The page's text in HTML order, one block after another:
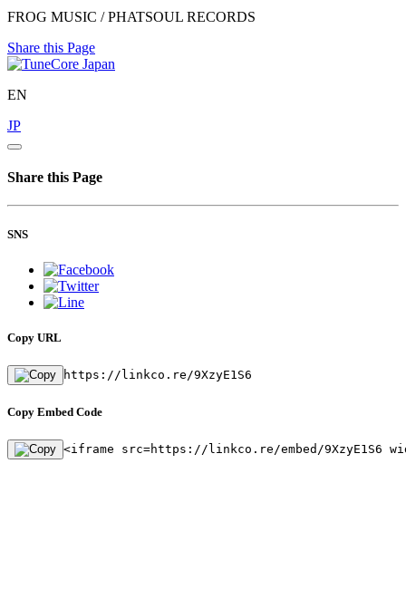
FROG MUSIC / PHATSOUL RECORDS
Share this Page
EN
JP
Share this Page
SNS
Copy URL
https://linkco.re/9XzyE1S6
Copy Embed Code
<iframe src=https://linkco.re/embed/9XzyE1S6